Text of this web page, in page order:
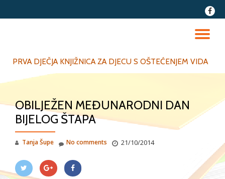
fa-
PRVA DJEČJA KNJIŽNICA ZA DJECU S OŠTEĆENJEM VIDA
OBILJEŽEN MEĐUNARODNI DAN
BIJELOG ŠTAPA
Tanja Šupe 21/10/2014
No comments